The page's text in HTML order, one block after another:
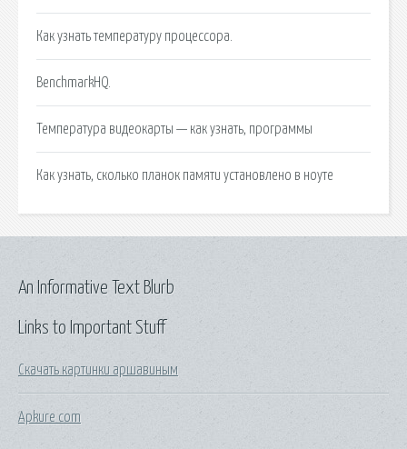
Как узнать температуру процессора.
BenchmarkHQ.
Температура видеокарты — как узнать, программы
Как узнать, сколько планок памяти установлено в ноуте
Links to Important Stuff
Скачать картинки аршавиным
Apkure com
An Informative Text Blurb